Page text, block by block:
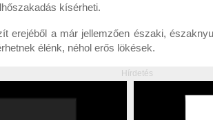
kísérheti.
erejéből a már jellemzően északi,
élénk, néhol erős lökések.
Hírdetés